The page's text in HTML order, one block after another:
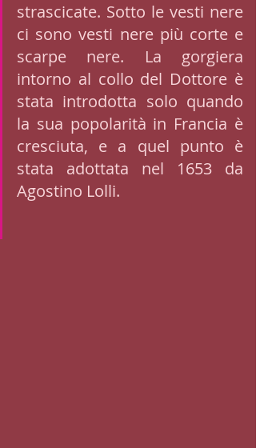
strascicate. Sotto le vesti nere
ci sono vesti nere più corte e
scarpe nere. La gorgiera
intorno al collo del Dottore è
stata introdotta solo quando
la sua popolarità in Francia è
cresciuta, e a quel punto è
stata adottata nel 1653 da
Agostino Lolli.